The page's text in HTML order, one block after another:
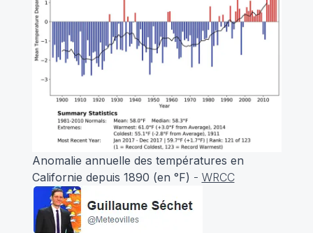
Anomalie annuelle des températures en
Californie depuis 1890 (en °F) - WRCC